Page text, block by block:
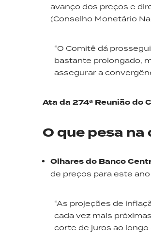
avanço dos preços e
(Conselho Monetário
“O Comitê dá
bastante prolongado,
assegurar a
Ata da 274ª Reunião do
O que pesa na
Olhares do Banco
de preços para este
“As projeções de
cada vez mais
corte de juros ao